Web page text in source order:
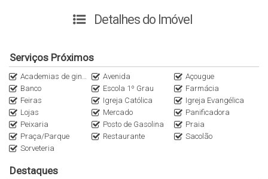
Detalhes do Imóvel
Serviços Próximos
Academias de ginástica Avenida
Açougue
Banco
Escola 1º Grau
Farmácia
Feiras
Igreja Católica
Igreja Evangélica
Lojas
Mercado
Panificadora
Peixaria
Posto de Gasolina
Praia
Praça/Parque
Restaurante
Sacolão
Sorveteria
Destaques